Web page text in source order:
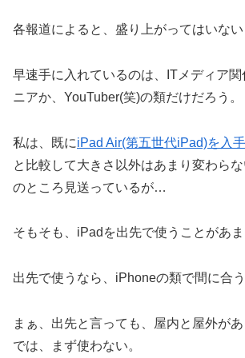
各報道によると、盛り上がってはいな
早速手に入れているのは、ITメディア
ニアか、YouTuber(笑)の類だけだろう。
私は、既にiPad Air(第五世代iPad)を入手
と比較して大きさ以外はあまり変わら
のところ見送っているが…
そもそも、iPadを出先で使うことがあま
出先で使うなら、iPhoneの類で間に合う
まぁ、出先と言っても、屋内と屋外が
では、まず使わない。